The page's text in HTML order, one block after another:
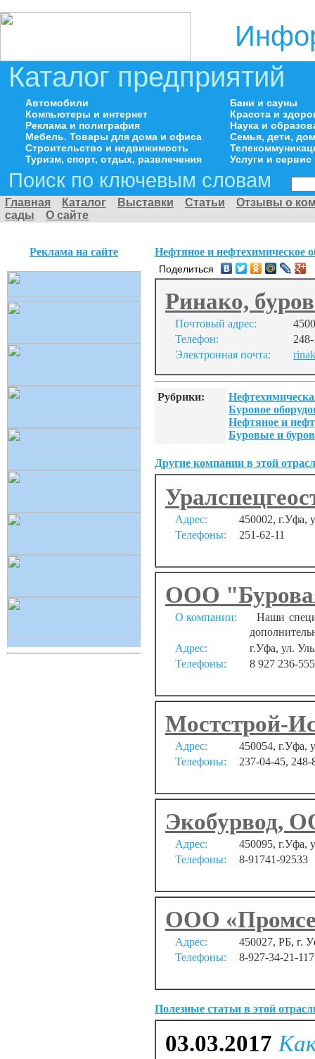
Каталог предприятий
Автомобили
Компьютеры и интернет
Реклама и полиграфия
Мебель. Товары для дома и офиса
Строительство и недвижимость
Туризм, спорт, отдых, развлечения
Бани и сауны
Красота и
Наука и
Семья, дети,
Услуги и сервис
Поиск по ключевым словам
Главная Каталог Выставки Статьи
Отзывы о
сады
О сайте
Реклама на сайте Нефтяное и нефтехимическое
Поделиться
Ринако,
Почтовый адрес:
Телефон:
Электронная почта:
Рубрики:
Буровое
Нефтяное и
Буровые и
Другие компании в этой
Адрес:
450002, г.Уфа,
Телефоны:
251-62-11
ООО
О компании:
Наши
Адрес:
г.Уфа, ул.
Телефоны:
8 927 236-
Мостстрой-
Адрес:
450054, г.Уфа,
Телефоны:
237-04-45, 248-
Экобурвод,
Адрес:
450095, г.Уфа,
Телефоны:
8-91741-92533
ООО
Адрес:
450027, РБ, г.
Телефоны:
8-927-34-21-117
Полезные статьи в этой
03.03.2017